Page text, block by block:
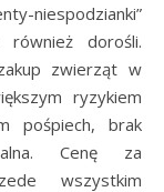
niespodzianki”
dorośli.
zwierząt w
ryzykiem
pośpiech, brak
Cenę za
wszystkim